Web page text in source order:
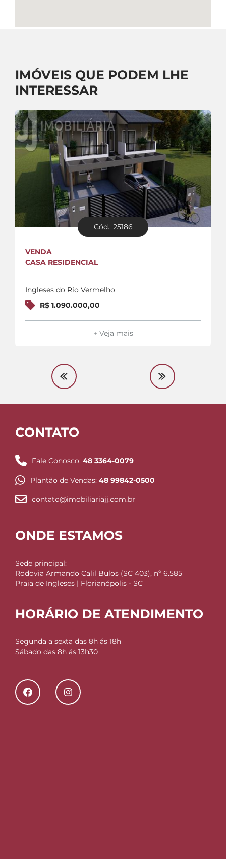
IMÓVEIS QUE PODEM LHE
INTERESSAR
Cód.: 25186
VENDA
CASA RESIDENCIAL
Ingleses do Rio Vermelho
R$ 1.090.000,00
+ Veja mais
CONTATO
Fale Conosco: 48 3364-0079
Plantão de Vendas: 48 99842-0500
contato@imobiliariajj.com.br
ONDE ESTAMOS
Sede principal:
Rodovia Armando Calil Bulos (SC 403), nº 6.585
Praia de Ingleses | Florianópolis - SC
HORÁRIO DE ATENDIMENTO
Segunda a sexta das 8h ás 18h
Sábado das 8h ás 13h30